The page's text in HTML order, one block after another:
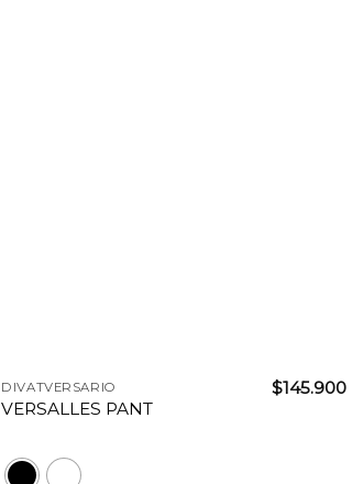
DIVATVERSARIO
VERSALLES PANT
$145.900